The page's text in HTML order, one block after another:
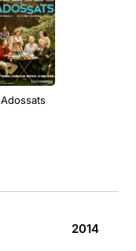
Adossats
2014